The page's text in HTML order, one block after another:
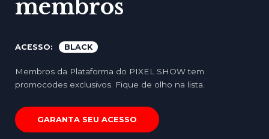
membros
ACESSO: BLACK
Membros da Plataforma do PIXEL SHOW tem
promocodes exclusivos. Fique de olho na lista.
GARANTA SEU ACESSO